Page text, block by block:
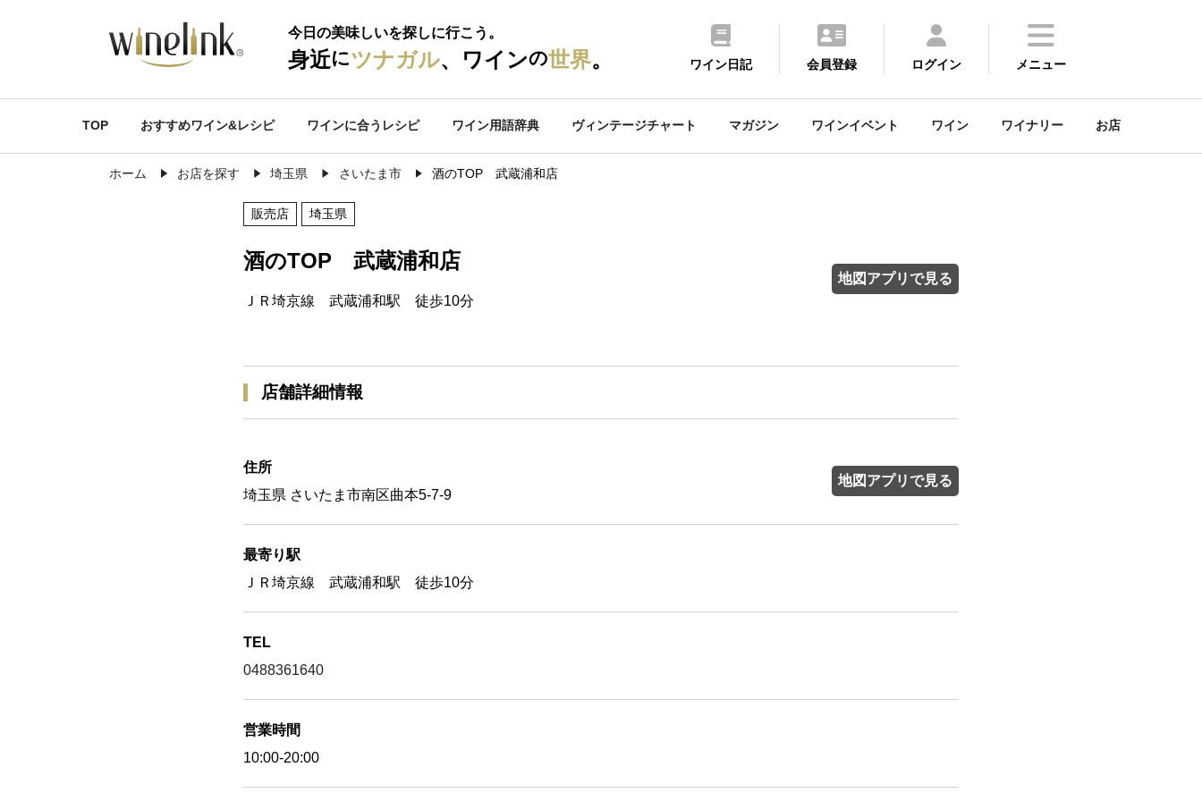
今日の美味しいを探しに行こう。
身近にツナガル、ワインの世界。 ワイン日記 会員登録 ログイン メニュー
TOP おすすめワイン&レシピ ワインに合うレシピ ワイン用語辞典 ヴィンテージチャート マガジン ワインイベント ワイン ワイナリー お店
ホーム お店を探す 埼玉県 さいたま市 酒のTOP 武蔵浦和店
販売店 埼玉県
酒のTOP 武蔵浦和店
ＪＲ埼京線 武蔵浦和駅 徒歩10分
地図アプリで見る
店舗詳細情報
住所
埼玉県 さいたま市南区曲本5-7-9
地図アプリで見る
最寄り駅
ＪＲ埼京線 武蔵浦和駅 徒歩10分
TEL
0488361640
営業時間
10:00-20:00